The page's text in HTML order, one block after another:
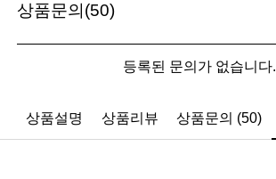
상품문의(50)
등록된 문의가 없습니다.
상품설명 상품리뷰 상품문의 (50)